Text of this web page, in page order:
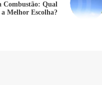
Combustão: Qual
a Melhor Escolha?